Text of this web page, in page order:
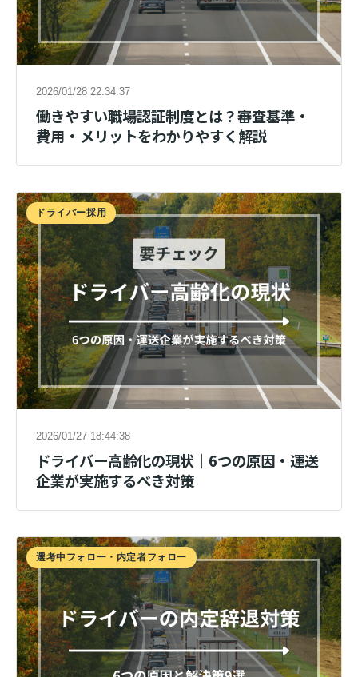
2026/01/28 22:34:37
働きやすい職場認証制度とは？審査基準・
費用・メリットをわかりやすく解説
ドライバー採用
2026/01/27 18:44:38
ドライバー高齢化の現状｜6つの原因・運送
企業が実施するべき対策
選考中フォロー・内定者フォロー